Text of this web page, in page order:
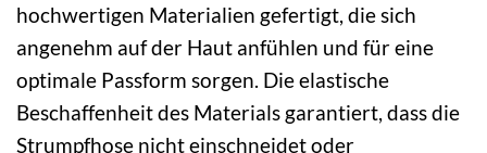
hochwertigen Materialien gefertigt, die sich
angenehm auf der Haut anfühlen und für eine
optimale Passform sorgen. Die elastische
Beschaffenheit des Materials garantiert, dass die
Strumpfhose nicht einschneidet oder